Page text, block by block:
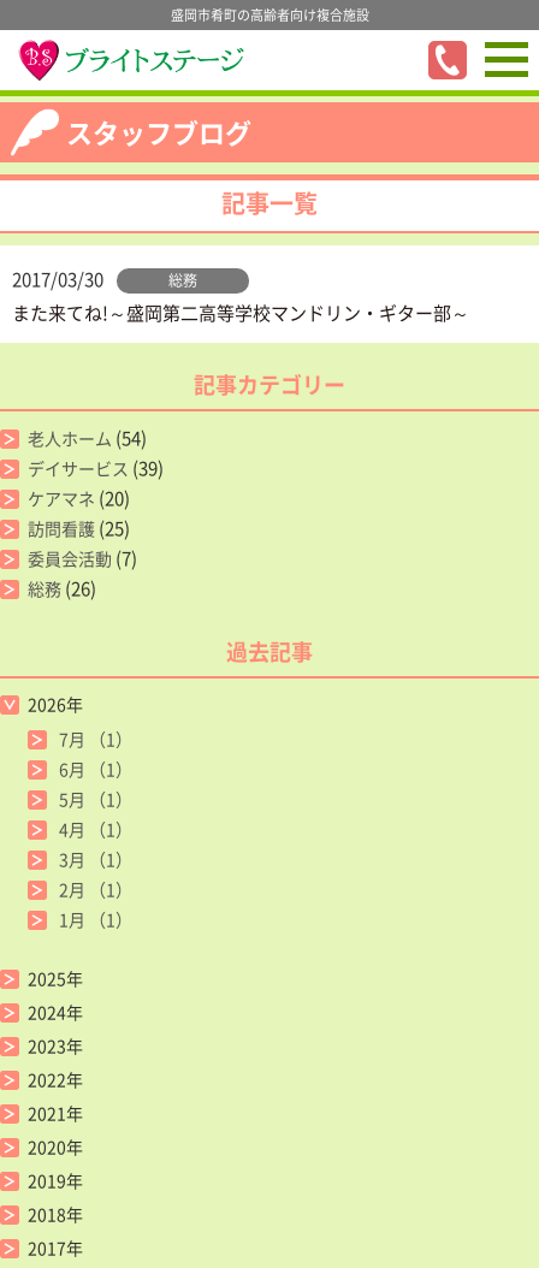
盛岡市肴町の高齢者向け複合施設
スタッフブログ
記事一覧
2017/03/30 総務
また来てね!～盛岡第二高等学校マンドリン・ギター部～
記事カテゴリー
老人ホーム (54)
デイサービス (39)
ケアマネ (20)
訪問看護 (25)
委員会活動 (7)
総務 (26)
過去記事
2026年
7月
（1）
6月
（1）
5月
（1）
4月
（1）
3月
（1）
2月
（1）
1月
（1）
2025年
2024年
2023年
2022年
2021年
2020年
2019年
2018年
2017年